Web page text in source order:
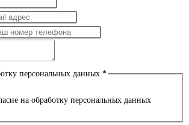
персональных данных *
на обработку персональных данных